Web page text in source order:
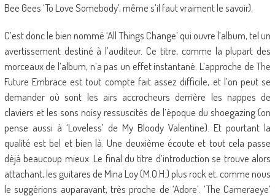
Bee Gees ‘To Love Somebody’, même s’il faut vraiment le savoir).
C’est donc le bien nommé ‘All Things Change’ qui ouvre l’album, tel un
avertissement destiné à l’auditeur. Ce titre, comme la plupart des
morceaux de l’album, n’a pas un effet instantané. L’approche de The
Future Embrace est tout compte fait assez difficile, et l’on peut se
demander où sont les airs accrocheurs derrière les nappes de
claviers et les sons noisy ressuscités de l’époque du shoegazing (on
pense aussi à ‘Loveless’ de My Bloody Valentine). Et pourtant la
qualité est bel et bien là. Une deuxième écoute et tout cela passe
déjà beaucoup mieux. Le final du titre d’introduction se trouve alors
attachant, les guitares de Mina Loy (M.O.H.) plus rock et, comme nous
le suggérions auparavant, très proche de ‘Adore’. ‘The Cameraeye’